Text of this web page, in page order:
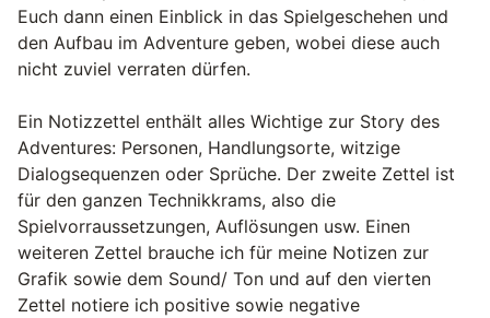
Euch dann einen Einblick in das Spielgeschehen und
den Aufbau im Adventure geben, wobei diese auch
nicht zuviel verraten dürfen.
Ein Notizzettel enthält alles Wichtige zur Story des
Adventures: Personen, Handlungsorte, witzige
Dialogsequenzen oder Sprüche. Der zweite Zettel ist
für den ganzen Technikkrams, also die
Spielvorraussetzungen, Auflösungen usw. Einen
weiteren Zettel brauche ich für meine Notizen zur
Grafik sowie dem Sound/ Ton und auf den vierten
Zettel notiere ich positive sowie negative